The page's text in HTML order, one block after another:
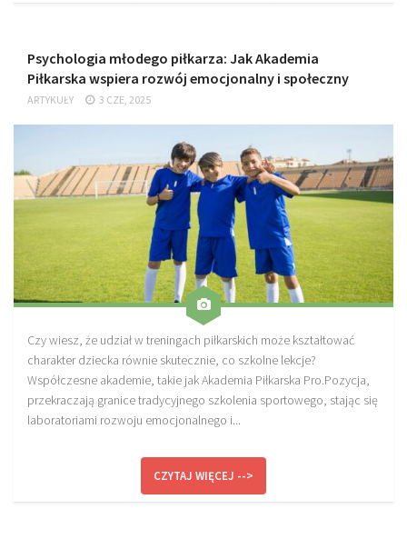
Psychologia młodego piłkarza: Jak Akademia
Piłkarska wspiera rozwój emocjonalny i społeczny
ARTYKUŁY 3 CZE, 2025
Czy wiesz, że udział w treningach piłkarskich może kształtować
charakter dziecka równie skutecznie, co szkolne lekcje?
Współczesne akademie, takie jak Akademia Piłkarska Pro.Pozycja,
przekraczają granice tradycyjnego szkolenia sportowego, stając się
laboratoriami rozwoju emocjonalnego i...
CZYTAJ WIĘCEJ -->